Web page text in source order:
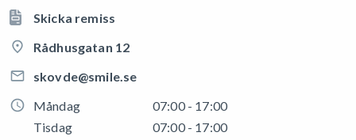
Skicka remiss
Rådhusgatan 12
skovde@smile.se
Måndag
07:00 - 17:00
Tisdag
07:00 - 17:00